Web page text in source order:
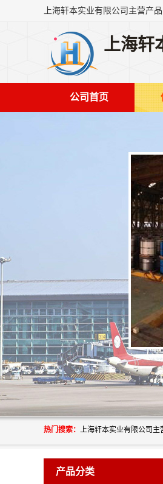
上海轩
公司首页
热门搜索：
产品分类